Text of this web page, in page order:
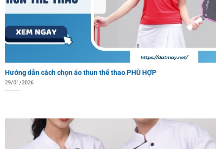
Hướng dẫn cách chọn áo thun thể thao PHÙ HỢP
29/01/2026